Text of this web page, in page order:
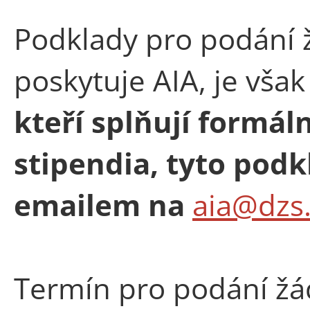
Podklady pro podání
poskytuje AIA, je
kteří splňují
stipendia, tyto
emailem na
Termín pro podání